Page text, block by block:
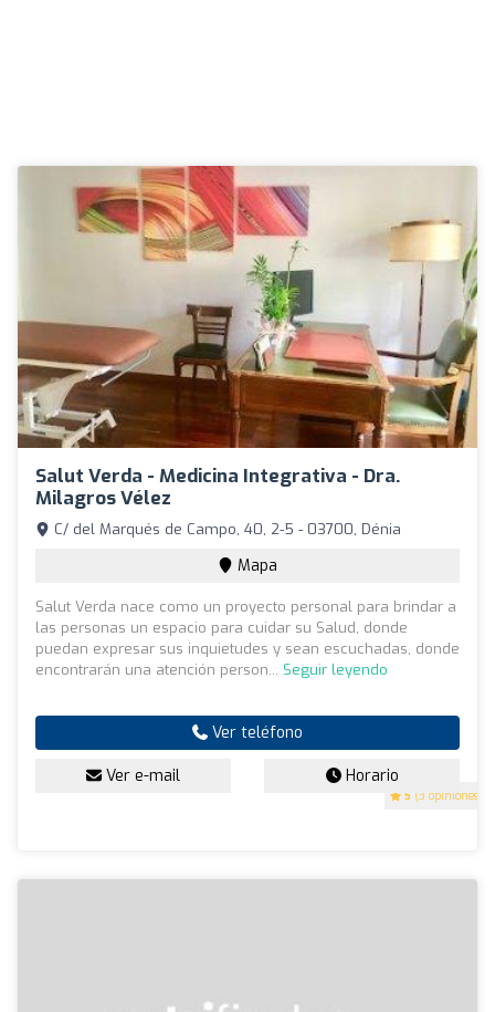
Salut Verda - Medicina Integrativa - Dra.
Milagros Vélez
5 (3 opiniones)
C/ del Marqués de Campo, 40, 2-5 - 03700, Dénia
Mapa
Salut Verda nace como un proyecto personal para brindar a
las personas un espacio para cuidar su Salud, donde
puedan expresar sus inquietudes y sean escuchadas, donde
encontrarán una atención person... Seguir leyendo
Ver teléfono
Ver e-mail Horario